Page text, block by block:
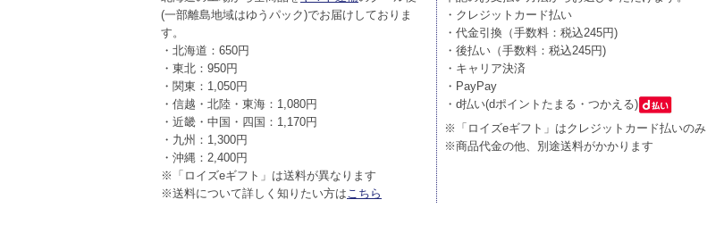
(一部離島地域はゆうパック)でお届けしておりま
す。
・北海道：650円
・東北：950円
・関東：1,050円
・信越・北陸・東海：1,080円
・近畿・中国・四国：1,170円
・九州：1,300円
・沖縄：2,400円
※「ロイズeギフト」は送料が異なります
※送料について詳しく知りたい方はこちら
・クレジットカード払い
・代金引換（手数料：税込245円)
・後払い（手数料：税込245円)
・キャリア決済
・PayPay
・d払い(dポイントたまる・つかえる)
※「ロイズeギフト」はクレジットカード払いのみ
※商品代金の他、別途送料がかかります